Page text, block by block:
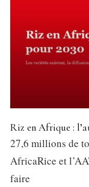
Riz en Afrique :
27,6 millions de
AfricaRice et
faire